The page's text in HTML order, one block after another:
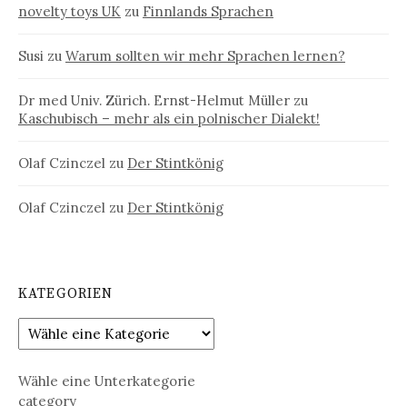
novelty toys UK zu Finnlands Sprachen
Susi zu Warum sollten wir mehr Sprachen lernen?
Dr med Univ. Zürich. Ernst-Helmut Müller zu
Kaschubisch – mehr als ein polnischer Dialekt!
Olaf Czinczel zu Der Stintkönig
Olaf Czinczel zu Der Stintkönig
KATEGORIEN
Wähle eine Unterkategorie
category